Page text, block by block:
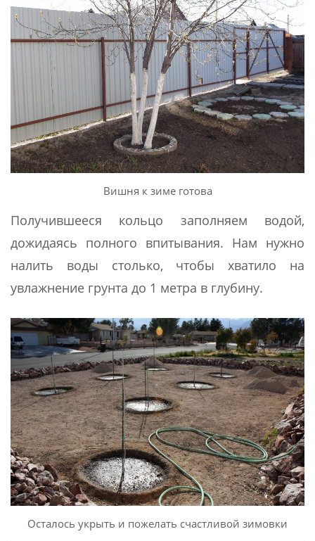
Вишня к зиме готова
Получившееся кольцо заполняем водой,
дожидаясь полного впитывания. Нам нужно
налить воды столько, чтобы хватило на
увлажнение грунта до 1 метра в глубину.
Осталось укрыть и пожелать счастливой зимовки